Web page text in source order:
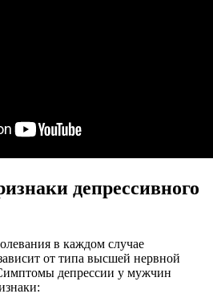
депрессивного
в каждом случае
от типа высшей нервной
депрессии у мужчин